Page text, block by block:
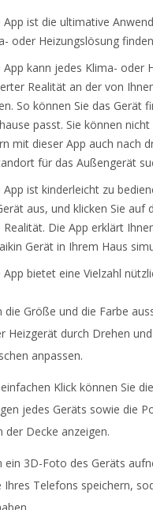
App ist die ultimative
oder Heizungslösung
App kann jedes Klima- oder
Realität an der von
So können Sie das Gerät
passt. Sie können
mit dieser App auch nach
für das Außengerät
ist kinderleicht zu
aus, und klicken Sie auf
Realität. Die App erklärt
Gerät in Ihrem Haus
bietet eine Vielzahl
die Größe und die Farbe
Heizgerät durch Drehen
anpassen.
Klick können Sie
jedes Geräts sowie die
der Decke anzeigen.
ein 3D-Foto des Geräts
Ihres Telefons speichern,